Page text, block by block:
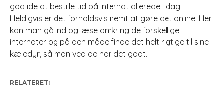
god ide at bestille tid på internat allerede i dag.
Heldigvis er det forholdsvis nemt at gøre det online. Her
kan man gå ind og læse omkring de forskellige
internater og på den måde finde det helt rigtige til sine
kæledyr, så man ved de har det godt.
RELATERET: